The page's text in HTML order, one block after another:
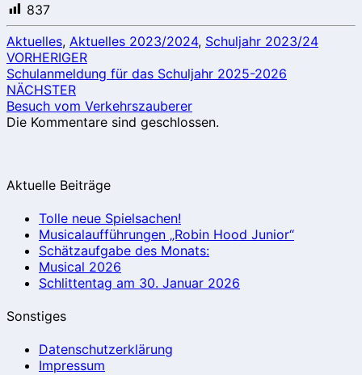
837
Aktuelles, Aktuelles 2023/2024, Schuljahr 2023/24
Beitragsnavigation
VORHERIGER
Schulanmeldung für das Schuljahr 2025-2026
NÄCHSTER
Besuch vom Verkehrszauberer
Die Kommentare sind geschlossen.
Aktuelle Beiträge
Tolle neue Spielsachen!
Musicalaufführungen „Robin Hood Junior“
Schätzaufgabe des Monats:
Musical 2026
Schlittentag am 30. Januar 2026
Sonstiges
Datenschutzerklärung
Impressum